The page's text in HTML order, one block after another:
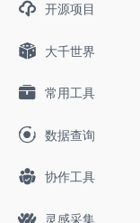
开源项目
大千世界
常用工具
数据查询
协作工具
灵感采集